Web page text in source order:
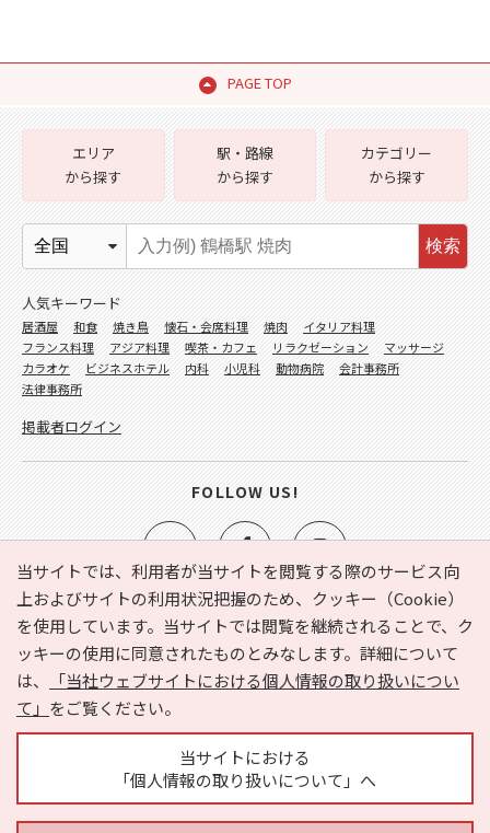
PAGE TOP
当サイトでは、利用者が当サイトを閲覧する際のサービス向
上およびサイトの利用状況把握のため、クッキー（Cookie）
を使用しています。当サイトでは閲覧を継続されることで、ク
ッキーの使用に同意されたものとみなします。詳細について
は、
「当社ウェブサイトにおける個人情報の取り扱いについ
て」 をご覧ください。
当サイトにおける
「個人情報の取り扱いについて」へ
e-NAVITA（イーナビタ）とは？ お気に入り
ヘルプ
利用規約
個人情報の取り扱いについて
運営会社
サイトマップ
広告掲載に関するお問い合わせ
エリア
から探す
駅・路線
から探す
カテゴリー
から探す
検索
人気キーワード
居酒屋 和食 焼き鳥 懐石・会席料理 焼肉
イタリア料理
フランス料理
アジア料理 喫茶・カフェ リラクゼーション
マッサージ
カラオケ
ビジネスホテル 内科 小児科 動物病院
会計事務所
法律事務所
掲載者ログイン
FOLLOW US!